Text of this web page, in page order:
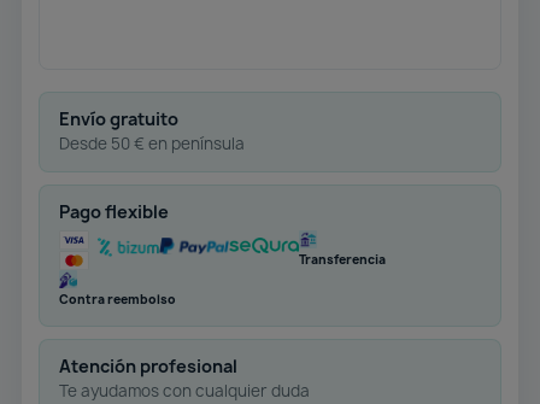
Envío gratuito
Desde 50 € en península
Pago flexible
Transferencia
Contra reembolso
Atención profesional
Te ayudamos con cualquier duda